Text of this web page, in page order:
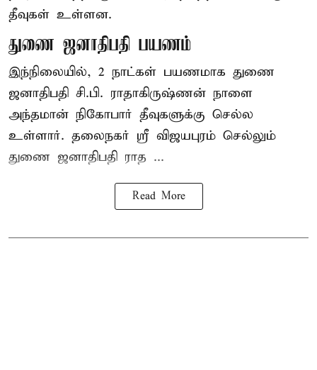
தீவுகள் உள்ளன.
துணை ஜனாதிபதி பயணம்
இந்நிலையில், 2 நாட்கள் பயணமாக துணை
ஜனாதிபதி சி.பி. ராதாகிருஷ்ணன் நாளை
அந்தமான் நிகோபார் தீவுகளுக்கு செல்ல
உள்ளார். தலைநகர் ஸ்ரீ விஜயபுரம் செல்லும்
துணை ஜனாதிபதி ராத ...
Read More